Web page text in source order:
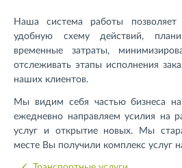
Наша система работы позволяет
удобную схему действий,
временные затраты,
отслеживать этапы исполнения
наших клиентов.
Мы видим себя частью бизнеса
ежедневно направляем усилия на
услуг и открытие новых. Мы
месте Вы получили комплекс услуг